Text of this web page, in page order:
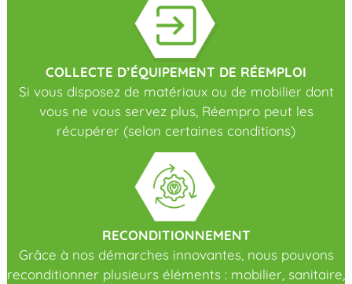
COLLECTE D’ÉQUIPEMENT DE RÉEMPLOI
Si vous disposez de matériaux ou de mobilier dont
vous ne vous servez plus, Réempro peut les
récupérer (selon certaines conditions)
RECONDITIONNEMENT
Grâce à nos démarches innovantes, nous pouvons
reconditionner plusieurs éléments : mobilier, sanitaire,